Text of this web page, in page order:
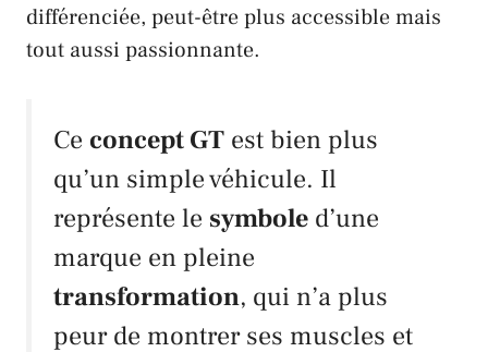
différenciée, peut-être plus accessible mais
tout aussi passionnante.
Ce concept GT est bien plus
qu’un simple véhicule. Il
représente le symbole d’une
marque en pleine
transformation, qui n’a plus
peur de montrer ses muscles et